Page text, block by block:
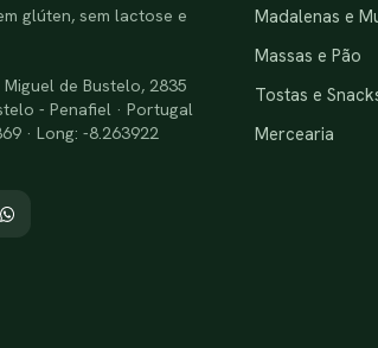
glúten, sem lactose e
de Bustelo, 2835
- Penafiel · Portugal
· Long: -8.263922
Madalenas e
Massas e Pão
Tostas e
Mercearia